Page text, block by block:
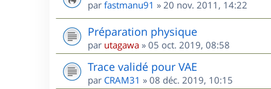
par fastmanu91 » 20 nov. 2011, 14:22
Préparation physique
par utagawa » 05 oct. 2019, 08:58
Trace validé pour VAE
par CRAM31 » 08 déc. 2019, 10:15